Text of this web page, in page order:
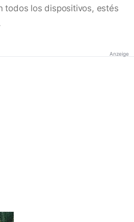
todos los dispositivos, estés
Anzeige